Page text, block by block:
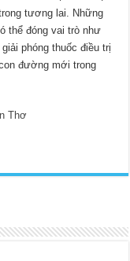
tương lai. Những
thể đóng vai trò như
phóng thuốc điều trị
đường mới trong
Thơ